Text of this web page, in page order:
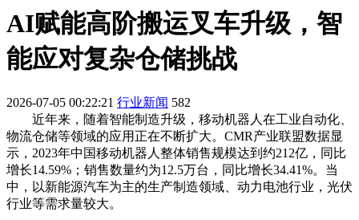
AI赋能高阶搬运叉车升级，智
能应对复杂仓储挑战
2026-07-05 00:22:21 行业新闻 582
近年来，随着智能制造升级，移动机器人在工业自动化、
物流仓储等领域的应用正在不断扩大。CMR产业联盟数据显
示，2023年中国移动机器人整体销售规模达到约212亿，同比
增长14.59%；销售数量约为12.5万台，同比增长34.41%。当
中，以新能源汽车为主的生产制造领域、动力电池行业，光伏
行业等需求量较大。